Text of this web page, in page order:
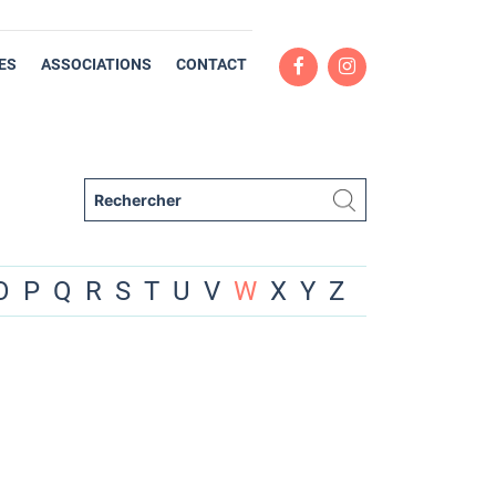
ASSOCIATIONS CONTACT
P Q R S T U V W X Y Z